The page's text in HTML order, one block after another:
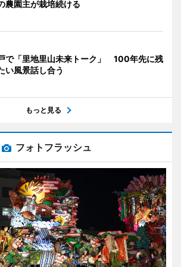
農園主が栽培続ける
で「里地里山未来トーク」 100年先に残
い風景話し合う
もっと見る
フォトフラッシュ